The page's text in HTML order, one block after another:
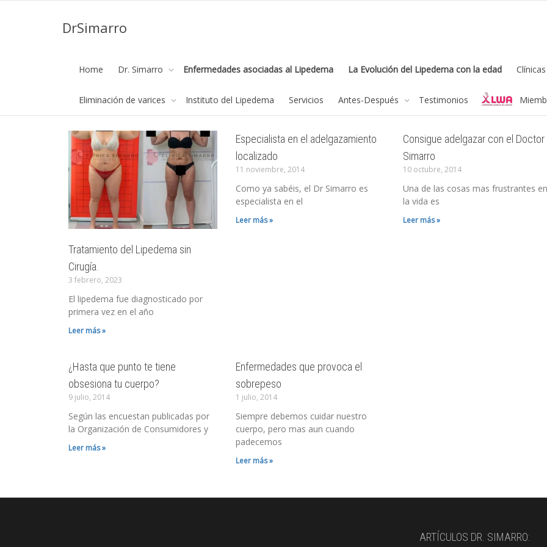
DrSimarro
Home Dr. Simarro Enfermedades asociadas al Lipedema La Evolución del Lipedema con la edad Clínicas
Eliminación de varices Instituto del Lipedema Servicios Antes-Después Testimonios
Blog de dr simarro
Tratamiento del Lipedema sin
Cirugía.
3 febrero, 2023
El lipedema fue diagnosticado por
primera vez en el año
Leer más »
Especialista en el adelgazamiento
localizado
11 noviembre, 2014
Como ya sabéis, el Dr Simarro es
especialista en el
Leer más »
Consigue adelgazar con el Doctor
Simarro
10 octubre, 2014
Una de las cosas mas frustrantes en
la vida es
Leer más »
¿Hasta que punto te tiene
obsesiona tu cuerpo?
9 julio, 2014
Según las encuestan publicadas por
la Organización de Consumidores y
Leer más »
Enfermedades que provoca el
sobrepeso
1 julio, 2014
Siempre debemos cuidar nuestro
cuerpo, pero mas aun cuando
padecemos
Leer más »
ARTÍCULOS DR. SIMARRO: